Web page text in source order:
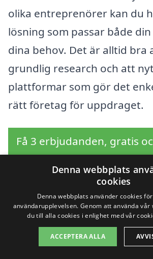
olika entreprenörer kan du
lösning som passar både
dina behov. Det är alltid bra
grundlig research och att
plattformar som gör det
rätt företag för uppdraget.
Få 3 erbjudanden, gratis
förpliktelser
Sök efter en
professionell för
Denna webbplats
cookies
Denna webbplats använder cookies
användarupplevelsen. Genom att använda
du till alla cookies i enlighet med vår
ACCEPTERA ALLA